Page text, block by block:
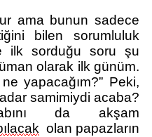
ama bunun sadece
bilen sorumluluk
ilk sorduğu soru şu
olarak ilk günüm.
yapacağım?” Peki,
samimiydi acaba?
da akşam
olan papazların